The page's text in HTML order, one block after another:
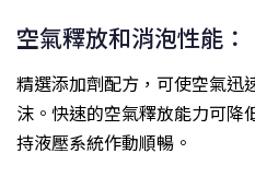
空氣釋放和消泡性能：
精選添加劑配方，可使空氣迅
沫。快速的空氣釋放能力可降
持液壓系統作動順暢。